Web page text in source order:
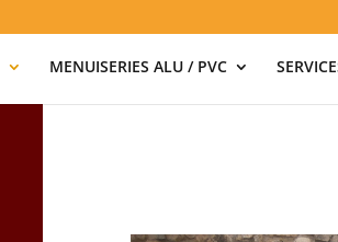
MENUISERIES ALU / PVC